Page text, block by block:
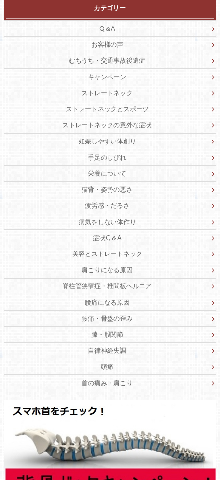
カテゴリー
Q＆A
お客様の声
むちうち・交通事故後遺症
キャンペーン
ストレートネック
ストレートネックとスポーツ
ストレートネックの意外な症状
妊娠しやすい体創り
手足のしびれ
栄養について
猫背・姿勢の悪さ
疲労感・だるさ
病気をしない体作り
症状Q＆A
美容とストレートネック
肩こりになる原因
脊柱管狭窄症・椎間板ヘルニア
腰痛になる原因
腰痛・骨盤の歪み
膝・股関節
自律神経失調
頭痛
首の痛み・肩こり